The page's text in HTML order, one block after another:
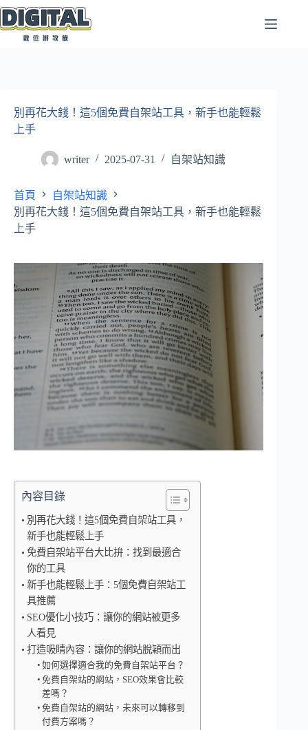
跳
至
別再花大錢！這5個免費自架站工具，新手也能輕鬆
上手
writer 2025-07-31 自架站知識
首頁
自架站知識
別再花大錢！這5個免費自架站工具，新手也能輕鬆
上手
內容目錄
別再花大錢！這5個免費自架站工具，
新手也能輕鬆上手
免費自架站平台大比拚：找到最適合
你的工具
新手也能輕鬆上手：5個免費自架站工
具推薦
SEO優化小技巧：讓你的網站被更多
人看見
打造吸睛內容：讓你的網站脫穎而出
如何選擇適合我的免費自架站平台？
免費自架站的網站，SEO效果會比較
差嗎？
免費自架站的網站，未來可以轉移到
付費方案嗎？